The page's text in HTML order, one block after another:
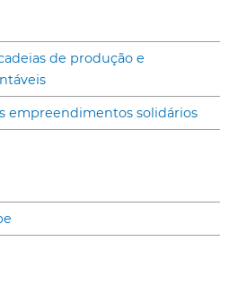
de produção e
empreendimentos solidários